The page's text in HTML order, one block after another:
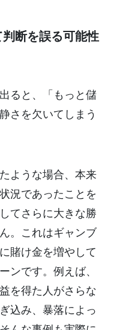
断を誤る可能性
ると、「もっと儲
さを欠いてしまう
ような場合、本来
況であったことを
てさらに大きな勝
。これはギャンブ
賭け金を増やして
ンです。 例えば、
を得た人がさらな
込み、暴落によっ